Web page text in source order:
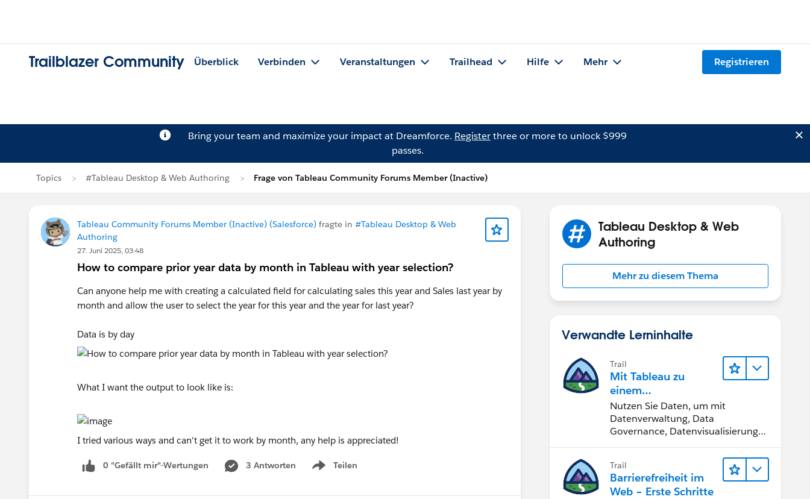
Trailblazer Community Überblick Verbinden Veranstaltungen Trailhead Hilfe Mehr Registrieren
Bring your team and maximize your impact at Dreamforce. Registerthree or more to unlock $999
passes.
Topics #Tableau Desktop & Web Authoring Frage von Tableau Community Forums Member (Inactive)
Tableau Community Forums Member (Inactive) (Salesforce) fragte in #Tableau Desktop & Web
Authoring
27. Juni 2025, 03:48
How to compare prior year data by month in Tableau with year selection?
Can anyone help me with creating a calculated field for calculating sales this year and Sales last year by
month and allow the user to select the year for this year and the year for last year?
Data is by day
What I want the output to look like is:
I tried various ways and can't get it to work by month, any help is appreciated!
0 "Gefällt mir"-Wertungen 3 Antworten Teilen
Show menu
Tableau Desktop & Web
Authoring
Mehr zu diesem Thema
Verwandte Lerninhalte
Trail
Mit Tableau zu
einem
datengestützten
Team werden
Nutzen Sie Daten, um mit
Datenverwaltung, Data
Governance, Datenvisualisierungs-
Zusammenarbeit bessere
Geschäftsergebnisse zu erzielen.
Trail
Barrierefreiheit im
Web – Erste Schritte